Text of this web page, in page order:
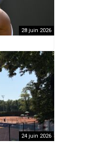
28 juin 2026
24 juin 2026